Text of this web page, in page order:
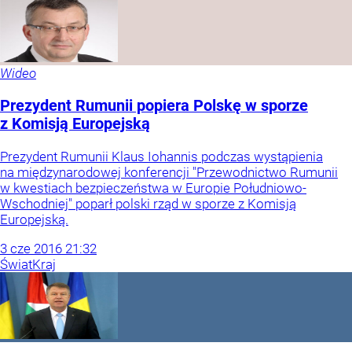
Wideo
Prezydent Rumunii popiera Polskę w sporze
z Komisją Europejską
Prezydent Rumunii Klaus Iohannis podczas wystąpienia
na międzynarodowej konferencji "Przewodnictwo Rumunii
w kwestiach bezpieczeństwa w Europie Południowo-
Wschodniej" poparł polski rząd w sporze z Komisją
Europejską.
3 cze 2016 21:32
ŚwiatKraj